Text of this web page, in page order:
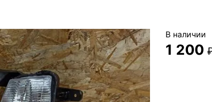
В наличии
1 200